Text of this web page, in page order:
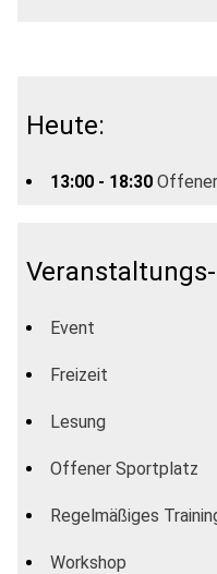
Heute:
13:00 - 18:30
Event
Freizeit
Lesung
Offener Sportplatz
Regelmäßiges
Workshop